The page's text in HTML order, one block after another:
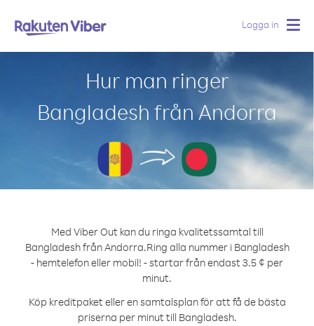
Logga in
Hur man ringer
Bangladesh från Andorra
Med Viber Out kan du ringa kvalitetssamtal till
Bangladesh från Andorra.Ring alla nummer i Bangladesh
- hemtelefon eller mobil! - startar från endast 3.5 ¢ per
minut.
Köp kreditpaket eller en samtalsplan för att få de bästa
priserna per minut till Bangladesh.